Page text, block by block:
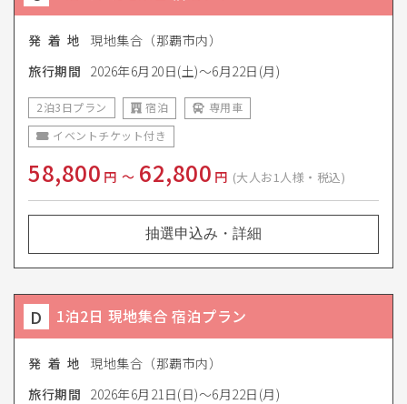
発 着 地 現地集合（那覇市内）
旅行期間 2026年6月20日(土)〜6月22日(月)
2泊3日プラン 宿泊
専用車
イベントチケット付き
58,800 円 〜 62,800 円 (大人お1人様・税込)
抽選申込み・詳細
D 1泊2日 現地集合 宿泊プラン
発 着 地 現地集合（那覇市内）
旅行期間 2026年6月21日(日)～6月22日(月)